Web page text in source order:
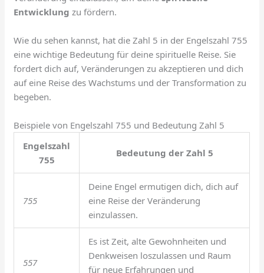
Entwicklung zu fördern.
Wie du sehen kannst, hat die Zahl 5 in der Engelszahl 755
eine wichtige Bedeutung für deine spirituelle Reise. Sie
fordert dich auf, Veränderungen zu akzeptieren und dich
auf eine Reise des Wachstums und der Transformation zu
begeben.
Beispiele von Engelszahl 755 und Bedeutung Zahl 5
Engelszahl
755
Bedeutung der Zahl 5
755
Deine Engel ermutigen dich, dich auf
eine Reise der Veränderung
einzulassen.
557
Es ist Zeit, alte Gewohnheiten und
Denkweisen loszulassen und Raum
für neue Erfahrungen und